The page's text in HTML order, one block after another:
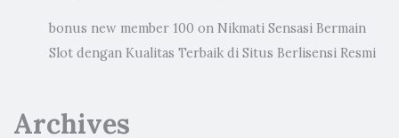
bonus new member 100 on Nikmati Sensasi Bermain
Slot dengan Kualitas Terbaik di Situs Berlisensi Resmi
Archives